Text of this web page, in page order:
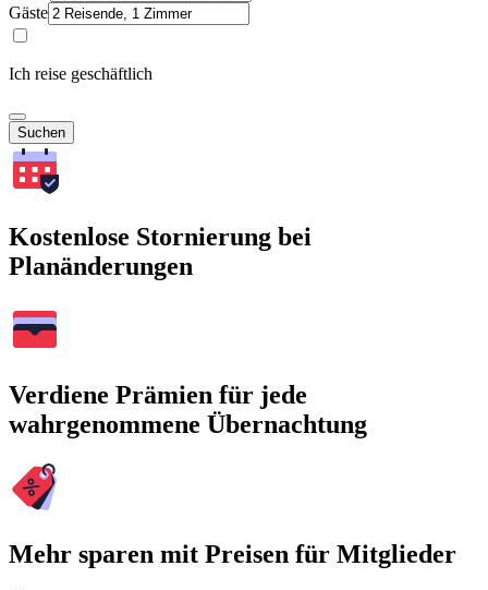
Gäste
Ich reise geschäftlich
Suchen
Kostenlose Stornierung bei
Planänderungen
Verdiene Prämien für jede
wahrgenommene Übernachtung
Mehr sparen mit Preisen für Mitglieder